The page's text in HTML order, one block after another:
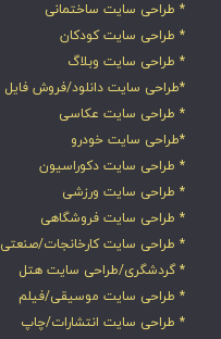
* طراحی سایت ساختمانی
* طراحی سایت کودکان
* طراحی سایت وبلاگ
*طراحی سایت دانلود/فروش فایل
* طراحی سایت عکاسی
*طراحی سایت خودرو
* طراحی سایت دکوراسیون
* طراحی سایت ورزشی
* طراحی سایت فروشگاهی
* طراحی سایت کارخانجات/صنعتی
* گردشگری/طراحی سایت هتل
* طراحی سایت موسیقی/فیلم
* طراحی سایت انتشارات/چاپ